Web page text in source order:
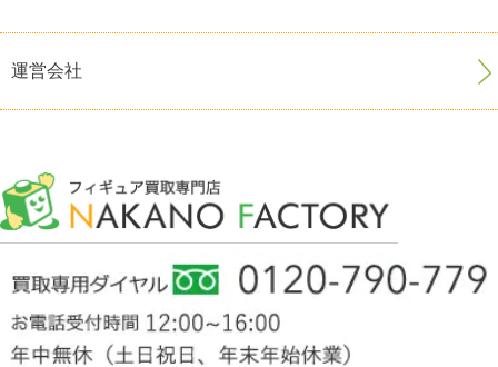
運営会社